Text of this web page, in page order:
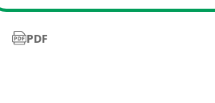
PDF